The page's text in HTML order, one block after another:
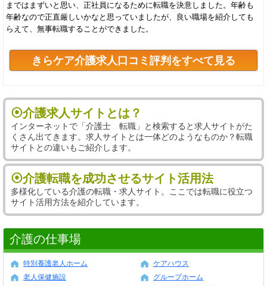
まではまずいと思い、正社員になるために転職を決意しました。年齢も
年齢なので正直厳しいかなと思っていましたが、良い職場を紹介しても
らえて、無事転職することができました。
きらケア介護求人口コミ評判をすべて見る
⦿介護求人サイトとは？
インターネットで「介護士 転職」と検索すると求人サイトがた
くさん出てきます。求人サイトとは一体どのようなものか？転職
サイトとの違いもご紹介します。
⦿介護転職を成功させるサイト活用法
多様化している介護の転職・求人サイト。ここでは転職に役立つ
サイト活用方法を紹介しています。
介護の仕事場
特別養護老人ホーム
老人保健施設
ケアハウス
グループホーム